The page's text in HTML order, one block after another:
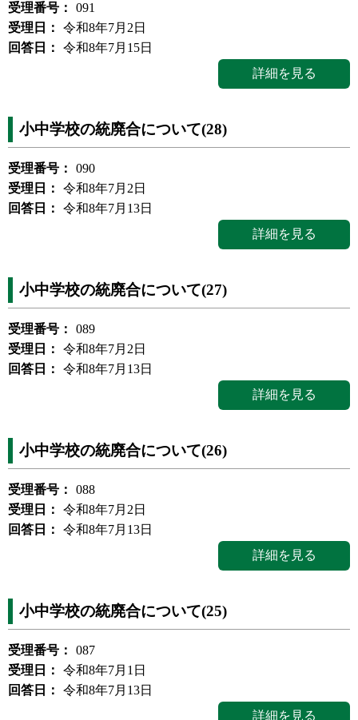
受理番号：
091
受理日：
令和8年7月2日
回答日：
令和8年7月15日
詳細を見る
小中学校の統廃合について(28)
受理番号：
090
受理日：
令和8年7月2日
回答日：
令和8年7月13日
詳細を見る
小中学校の統廃合について(27)
受理番号：
089
受理日：
令和8年7月2日
回答日：
令和8年7月13日
詳細を見る
小中学校の統廃合について(26)
受理番号：
088
受理日：
令和8年7月2日
回答日：
令和8年7月13日
詳細を見る
小中学校の統廃合について(25)
受理番号：
087
受理日：
令和8年7月1日
回答日：
令和8年7月13日
詳細を見る